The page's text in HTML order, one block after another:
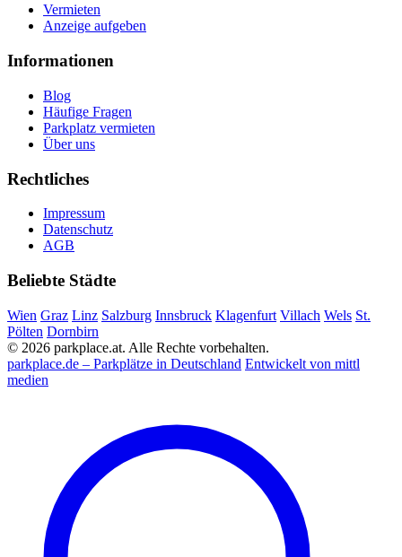
Vermieten
Anzeige aufgeben
Informationen
Blog
Häufige Fragen
Parkplatz vermieten
Über uns
Rechtliches
Impressum
Datenschutz
AGB
Beliebte Städte
Wien Graz Linz Salzburg Innsbruck Klagenfurt Villach Wels St.
Pölten Dornbirn
© 2026 parkplace.at. Alle Rechte vorbehalten.
parkplace.de – Parkplätze in Deutschland Entwickelt von mittl
medien